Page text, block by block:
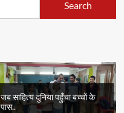
जब साहित्य दुनिया पहुँचा बच्चों के
पास..